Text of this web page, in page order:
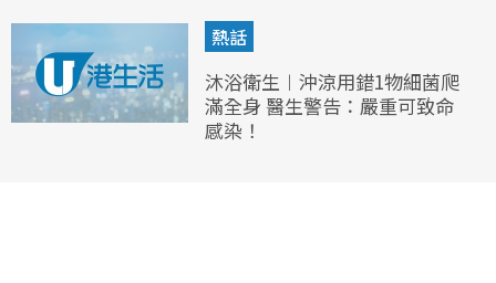
熱話
沐浴衛生︱沖涼用錯1物細菌爬
滿全身 醫生警告：嚴重可致命
感染！